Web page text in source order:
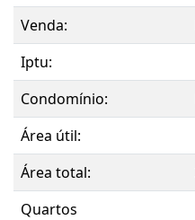
Venda:
Iptu:
Condomínio:
Área útil:
Área total:
Quartos